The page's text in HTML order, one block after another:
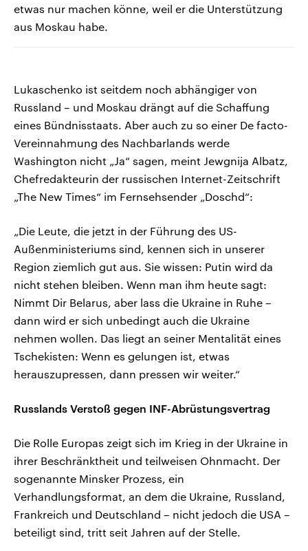
etwas nur machen könne, weil er die Unterstützung
aus Moskau habe.
Lukaschenko ist seitdem noch abhängiger von
Russland – und Moskau drängt auf die Schaffung
eines Bündnisstaats. Aber auch zu so einer De facto-
Vereinnahmung des Nachbarlands werde
Washington nicht „Ja“ sagen, meint Jewgnija Albatz,
Chefredakteurin der russischen Internet-Zeitschrift
„The New Times“ im Fernsehsender „Doschd“:
„Die Leute, die jetzt in der Führung des US-
Außenministeriums sind, kennen sich in unserer
Region ziemlich gut aus. Sie wissen: Putin wird da
nicht stehen bleiben. Wenn man ihm heute sagt:
Nimmt Dir Belarus, aber lass die Ukraine in Ruhe –
dann wird er sich unbedingt auch die Ukraine
nehmen wollen. Das liegt an seiner Mentalität eines
Tschekisten: Wenn es gelungen ist, etwas
herauszupressen, dann pressen wir weiter.“
Russlands Verstoß gegen INF-Abrüstungsvertrag
Die Rolle Europas zeigt sich im Krieg in der Ukraine in
ihrer Beschränktheit und teilweisen Ohnmacht. Der
sogenannte Minsker Prozess, ein
Verhandlungsformat, an dem die Ukraine, Russland,
Frankreich und Deutschland – nicht jedoch die USA –
beteiligt sind, tritt seit Jahren auf der Stelle.